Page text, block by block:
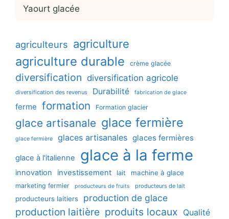
Yaourt glacée
agriculteurs agriculture
agriculture durable crème glacée
diversification diversification agricole
diversification des revenus Durabilité fabrication de glace
ferme formation Formation glacier
glace artisanale glace fermière
glace fermière glaces artisanales glaces fermières
glace à l'italienne glace à la ferme
innovation investissement lait machine à glace
marketing fermier producteurs de fruits producteurs de lait
producteurs laitiers production de glace
production laitière produits locaux Qualité